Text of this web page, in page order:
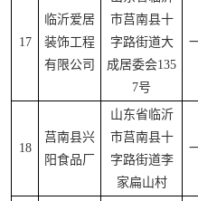
17
临沂爱居
装饰工程
有限公司
市莒南县十
字路街道大
成居委会135
7号
18
莒南县兴
阳食品厂
山东省临沂
市莒南县十
字路街道李
家扁山村